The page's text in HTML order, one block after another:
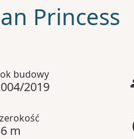
Princess
budowy
2019
m